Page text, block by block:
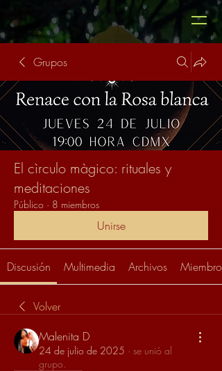
Grupos
El cìrculo màgico: rituales y
meditaciones
Público · 8 miembros
Unirse
Discusión Multimedia Archivos Miembros
Volver
Malenita D
24 de julio de 2025 · se unió al
grupo.